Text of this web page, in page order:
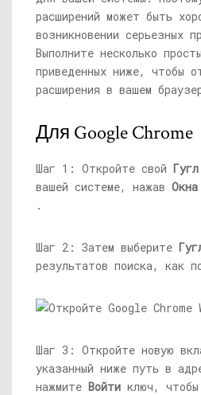
расширений может быть
возникновении серьезных
Выполните несколько
приведенных ниже, чтобы
расширения в вашем
Для Google Chrome
Шаг 1: Откройте свой
вашей системе, нажав Окна
.
Шаг 2: Затем выберите
результатов поиска, как
Шаг 3: Откройте новую
указанный ниже путь в
нажмите Войти ключ,